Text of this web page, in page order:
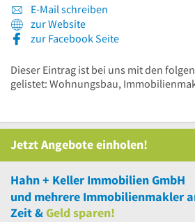
E-Mail schreiben
zur Website
zur Facebook Seite
Dieser Eintrag ist bei uns mit den
gelistet: Wohnungsbau,
Jetzt Angebote einholen!
Hahn + Keller Immobilien GmbH
und mehrere Immobilienmakler
Zeit &Geld sparen!